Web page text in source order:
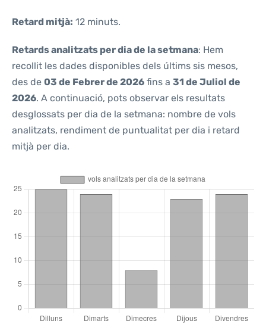
Retard mitjà: 12 minuts.
Retards analitzats per dia de la setmana: Hem
recollit les dades disponibles dels últims sis mesos,
des de 03 de Febrer de 2026 fins a 31 de Juliol de
2026. A continuació, pots observar els resultats
desglossats per dia de la setmana: nombre de vols
analitzats, rendiment de puntualitat per dia i retard
mitjà per dia.